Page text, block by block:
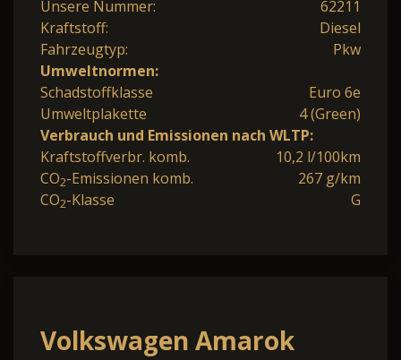
Unsere Nummer:
62211
Kraftstoff:
Diesel
Fahrzeugtyp:
Pkw
Umweltnormen:
Schadstoffklasse
Euro 6e
Umweltplakette
4 (Green)
Verbrauch und Emissionen nach WLTP:
Kraftstoffverbr. komb.
10,2 l/100km
CO2-Emissionen komb.
267 g/km
CO2-Klasse G
Volkswagen Amarok